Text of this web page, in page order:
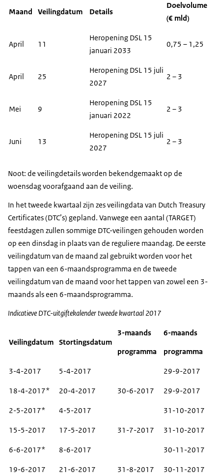
Maand Veilingdatum Details
Doelvolume
(€ mld)
April 11
Heropening DSL 15
januari 2033
0,75 – 1,25
April 25
Heropening DSL 15 juli
2027
2 – 3
Mei 9
Heropening DSL 15
januari 2022
2 – 3
Juni 13
Heropening DSL 15 juli
2027
2 – 3
Noot: de veilingdetails worden bekendgemaakt op de
woensdag voorafgaand aan de veiling.
In het tweede kwartaal zijn zes veilingdata van Dutch Treasury
Certificates (DTC’s) gepland. Vanwege een aantal (TARGET)
feestdagen zullen sommige DTC-veilingen gehouden worden
op een dinsdag in plaats van de reguliere maandag. De eerste
veilingdatum van de maand zal gebruikt worden voor het
tappen van een 6-maandsprogramma en de tweede
veilingdatum van de maand voor het tappen van zowel een 3-
maands als een 6-maandsprogramma.
Indicatieve DTC-uitgiftekalender tweede kwartaal 2017
Veilingdatum Stortingsdatum
3-maands
programma
6-maands
programma
3-4-2017 5-4-2017 29-9-2017
18-4-2017* 20-4-2017 30-6-2017 29-9-2017
2-5-2017* 4-5-2017 31-10-2017
15-5-2017 17-5-2017 31-7-2017 31-10-2017
6-6-2017* 8-6-2017 30-11-2017
19-6-2017 21-6-2017 31-8-2017 30-11-2017